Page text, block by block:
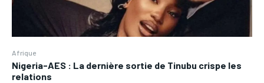
Afrique
Nigeria-AES : La dernière sortie de Tinubu crispe les
relations